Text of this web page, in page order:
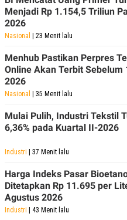
K
N
A
N
A
C
A
E
M
Y
P
E
S
R
E
L
E
S
E
.
D
A
N
G
G
A
I
N
E
R
J
Menjadi Rp 1.154,5 Triliun
2026
Nasional | 23 Menit lalu
Menhub Pastikan Perpres
Online Akan Terbit Sebelum
2026
Nasional | 35 Menit lalu
Mulai Pulih, Industri Tekstil
6,36% pada Kuartal II-2026
Industri | 37 Menit lalu
Harga Indeks Pasar
Ditetapkan Rp 11.695 per
Agustus 2026
Industri | 43 Menit lalu